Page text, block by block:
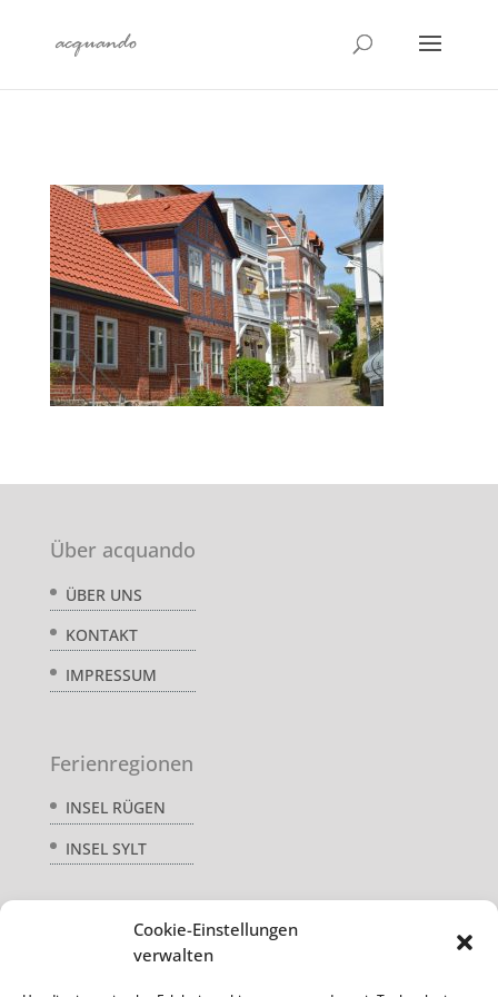
Cookie-Einstellungen
verwalten
Über acquando
ÜBER UNS
KONTAKT
IMPRESSUM
Ferienregionen
INSEL RÜGEN
INSEL SYLT